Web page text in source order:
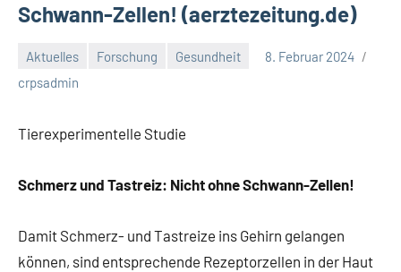
Schwann-Zellen! (aerztezeitung.de)
Aktuelles Forschung Gesundheit
8. Februar 2024
crpsadmin
Tierexperimentelle Studie
Schmerz und Tastreiz: Nicht ohne Schwann-Zellen!
Damit Schmerz- und Tastreize ins Gehirn gelangen
können, sind entsprechende Rezeptorzellen in der Haut